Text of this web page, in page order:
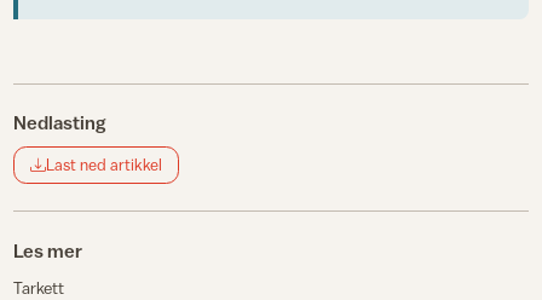
Nedlasting
Last ned artikkel
Les mer
Tarkett